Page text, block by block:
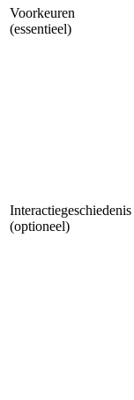
Voorkeuren
(essentieel)
Interactiegeschiedenis
(optioneel)